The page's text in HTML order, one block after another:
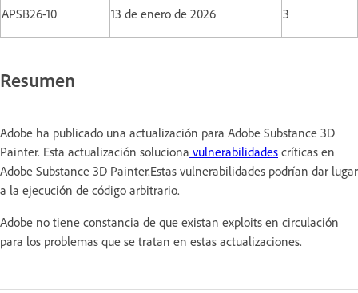
APSB26-10 13 de enero de 2026 3
Resumen
Adobe ha publicado una actualización para Adobe Substance 3D
Painter. Esta actualización soluciona vulnerabilidades críticas en
Adobe Substance 3D Painter.Estas vulnerabilidades podrían dar lugar
a la ejecución de código arbitrario.
Adobe no tiene constancia de que existan exploits en circulación
para los problemas que se tratan en estas actualizaciones.